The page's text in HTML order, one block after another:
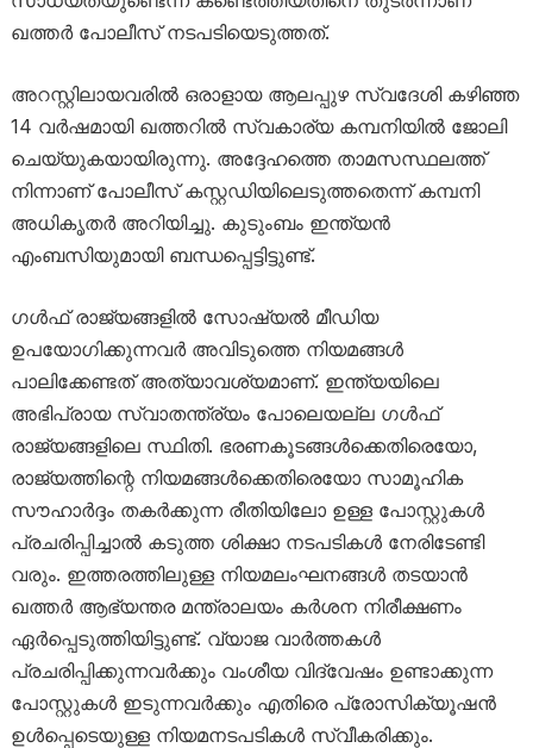
ഖത്തർ പോലീസ് നടപടിയെടുത്തത്.
അറസ്റ്റിലായവരിൽ ഒരാളായ ആലപ്പുഴ സ്വദേശി കഴിഞ്ഞ
14 വർഷമായി ഖത്തറിൽ സ്വകാര്യ കമ്പനിയിൽ ജോലി
ചെയ്യുകയായിരുന്നു. അദ്ദേഹത്തെ താമസസ്ഥലത്ത്
നിന്നാണ് പോലീസ് കസ്റ്റഡിയിലെടുത്തതെന്ന് കമ്പനി
അധികൃതർ അറിയിച്ചു. കുടുംബം ഇന്ത്യൻ
എംബസിയുമായി ബന്ധപ്പെട്ടിട്ടുണ്ട്.
ഗൾഫ് രാജ്യങ്ങളിൽ സോഷ്യൽ മീഡിയ
ഉപയോഗിക്കുന്നവർ അവിടുത്തെ നിയമങ്ങൾ
പാലിക്കേണ്ടത് അത്യാവശ്യമാണ്. ഇന്ത്യയിലെ
അഭിപ്രായ സ്വാതന്ത്ര്യം പോലെയല്ല ഗൾഫ്
രാജ്യങ്ങളിലെ സ്ഥിതി. ഭരണകൂടങ്ങൾക്കെതിരെയോ,
രാജ്യത്തിന്റെ നിയമങ്ങൾക്കെതിരെയോ സാമൂഹിക
സൗഹാർദ്ദം തകർക്കുന്ന രീതിയിലോ ഉള്ള പോസ്റ്റുകൾ
പ്രചരിപ്പിച്ചാൽ കടുത്ത ശിക്ഷാ നടപടികൾ നേരിടേണ്ടി
വരും. ഇത്തരത്തിലുള്ള നിയമലംഘനങ്ങൾ തടയാൻ
ഖത്തർ ആഭ്യന്തര മന്ത്രാലയം കർശന നിരീക്ഷണം
ഏർപ്പെടുത്തിയിട്ടുണ്ട്. വ്യാജ വാർത്തകൾ
പ്രചരിപ്പിക്കുന്നവർക്കും വംശീയ വിദ്വേഷം ഉണ്ടാക്കുന്ന
പോസ്റ്റുകൾ ഇടുന്നവർക്കും എതിരെ പ്രോസിക്യൂഷൻ
ഉൾപ്പെടെയുള്ള നിയമനടപടികൾ സ്വീകരിക്കും.